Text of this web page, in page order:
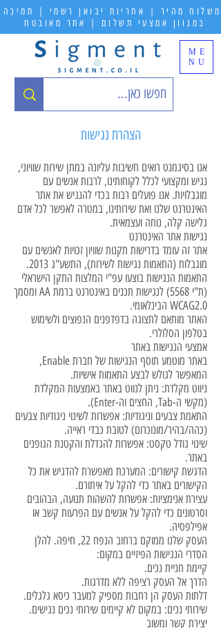
ME
NU
משלוח מהיר | אחריות יבואן רשמי | תמיכה
במגוון אמצעי תשלום | אתר מאובטח
הצהרת נגישות
אנו בסיגמנט רואים חשיבות עליונה במתן שירות שוויוני,
נגיש ומקצועי לכלל לקוחותינו, לרבות אנשים עם
מוגבלויות. אנו פועלים רבות בכדי להנגיש את אתר
האינטרנט שלנו ואת שירותינו, במטרה לאפשר לכל אדם
גלישה קלה, נוחה ועצמאית.
נגישות אתר האינטרנט
אתר זה עומד בדרישות תקנות שוויון זכויות לאנשים עם
מוגבלות (התאמות נגישות לשירות), התשע"ג 2013.
התאמות הנגישות בוצעו עפ"י המלצות התקן הישראלי
(ת"י 5568) לנגישות תכנים באינטרנט ברמת AA ומסמך
WCAG2.0 הבינלאומי.
האתר מותאם לתצוגה בדפדפנים הנפוצים ולשימוש
בטלפון הסלולרי.
אמצעי הנגישות באתר
באתר מוטמע תוסף הנגישות של חברת Enable,
המאפשר לגולש לבצע התאמות אישיות.
ניווט מקלדת: ניתן לנווט באתר באמצעות המקלדת
(מקשי ה-Tab, החצים וה-Enter).
התאמת צבעים וניגודיות: אפשרות לשינוי ניגודיות צבעים
(כהה/בהיר/מונוכרום) לטובת כבדי ראייה.
שינוי גודל טקסט: אפשרות להגדלת והקטנת הגופנים
באתר.
הדגשת קישורים: המערכת מאפשרת להדגיש את כל
הקישורים באתר כדי להקל על איתורם.
עצירת אנימציות: אפשרות להשהות תנועה, הבהובים
וסרטונים כדי להקל על אנשים עם הפרעות קשב או
אפילפסיה.
העסק שלנו ממוקם ברחוב הנפח 22, חיפה. להלן
הסדרי הנגישות הפיזיים במקום:
קיימת חניית נכים.
הדרך אל העסק רציפה ללא מדרגות.
דלתות העסק הן רחבות מספיק למעבר כיסא גלגלים.
שירותי נכים: במקום לא קיימים שירותי נכים נגישים.
יצירת קשר ומשוב